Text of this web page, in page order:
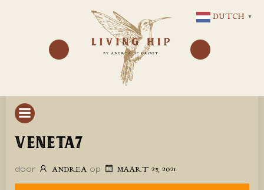
NAAR
DE
INHOUD
VENETA7
door ANDREA op MAART 25, 2021
DUTCH ▼